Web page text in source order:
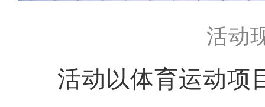
活动
活动以体育运动项